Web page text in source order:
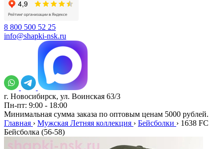
8 800 500 52 25
info@shapki-nsk.ru
г. Новосибирск, ул. Воинская 63/3
Пн-пт: 9:00 - 18:00
Минимальная сумма заказа по оптовым ценам 5000 рублей.
Главная › Мужская Летняя коллекция › Бейсболки › 1638 FC
Бейсболка (56-58)